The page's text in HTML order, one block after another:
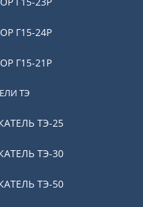
Г15-24Р
Г15-21Р
ТЭ
ТЭ-25
ТЭ-30
ТЭ-50